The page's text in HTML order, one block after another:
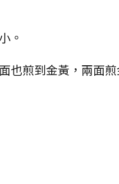
。
也煎到金黃，兩面